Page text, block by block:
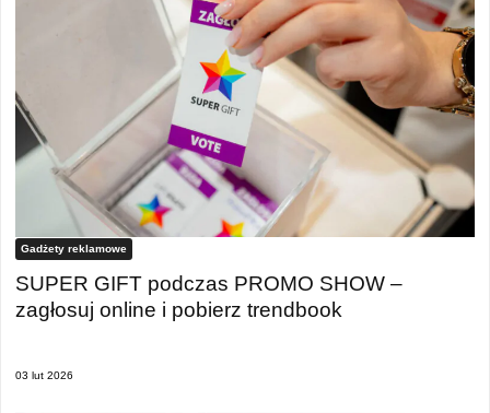
Gadżety reklamowe
SUPER GIFT podczas PROMO SHOW –
zagłosuj online i pobierz trendbook
03 lut 2026